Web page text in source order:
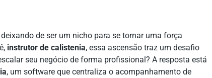
de ser um nicho para se tornar uma força
instrutor de calistenia, essa ascensão traz um desafio
seu negócio de forma profissional? A resposta está
, um software que centraliza o acompanhamento de